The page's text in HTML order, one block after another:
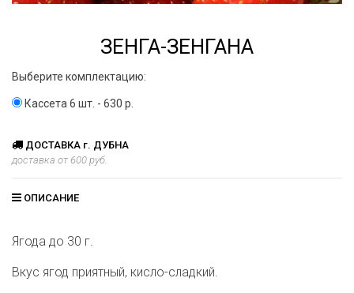
ЗЕНГА-ЗЕНГАНА
Выберите комплектацию:
Кассета 6 шт. - 630 р.
ДОСТАВКА г. ДУБНА
доставка от 600 руб.
ОПИСАНИЕ
Ягода до 30 г.
Вкус ягод приятный, кисло-сладкий.